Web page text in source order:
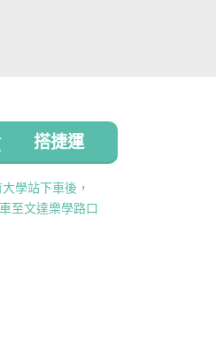
搭捷運
學站下車後，
至文達樂學路口